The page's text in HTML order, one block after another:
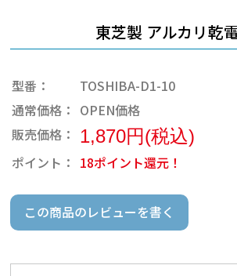
東芝製 アルカリ乾
型番：
TOSHIBA-D1-10
通常価格： OPEN価格
販売価格： 1,870円(税込)
ポイント： 18ポイント還元！
この商品のレビューを書く